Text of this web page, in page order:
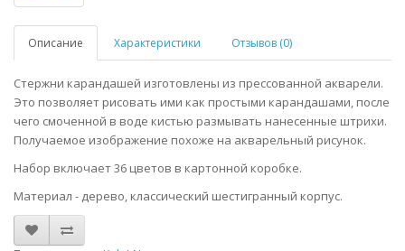
Описание Характеристики Отзывов (0)
Стержни карандашей изготовлены из прессованной акварели.
Это позволяет рисовать ими как простыми карандашами, после
чего смоченной в воде кистью размывать нанесенные штрихи.
Получаемое изображение похоже на акварельный рисунок.
Набор включает 36 цветов в картонной коробке.
Материал - дерево, классический шестигранный корпус.